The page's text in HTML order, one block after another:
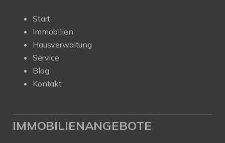
Start
Immobilien
Hausverwaltung
Service
Blog
Kontakt
IMMOBILIENANGEBOTE